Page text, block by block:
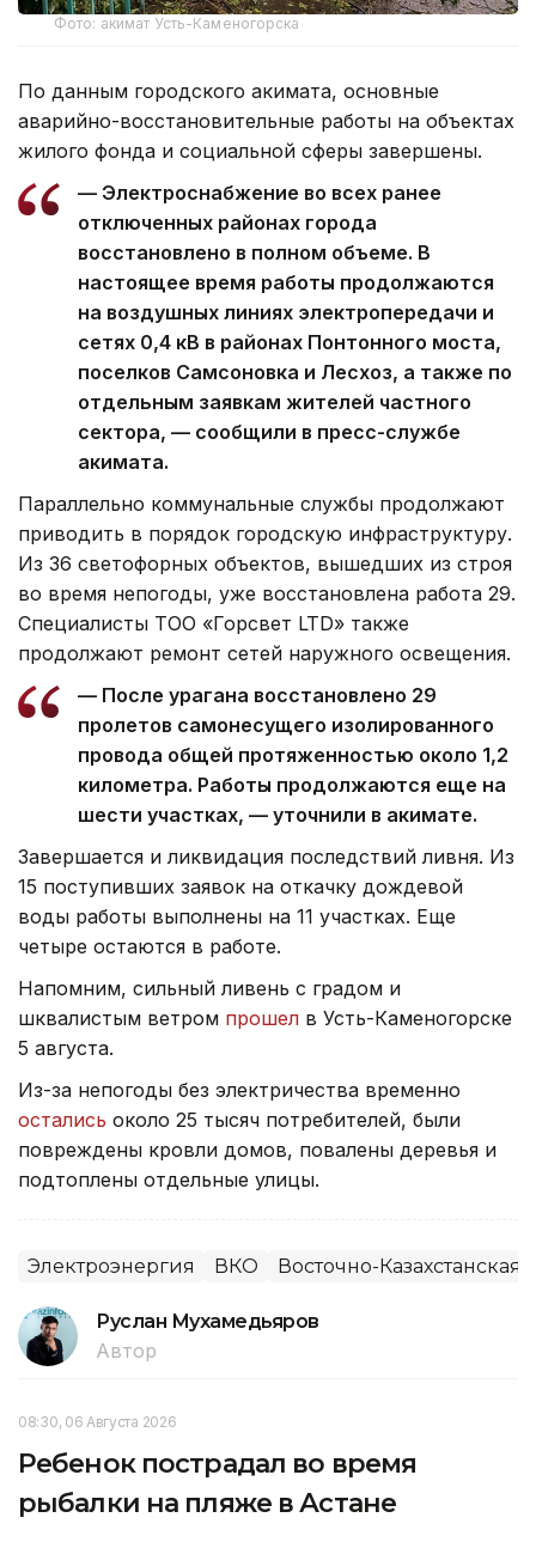
Фото: акимат Усть-Каменогорска
По данным городского акимата, основные
аварийно-восстановительные работы на объектах
жилого фонда и социальной сферы завершены.
— Электроснабжение во всех ранее
отключенных районах города
восстановлено в полном объеме. В
настоящее время работы продолжаются
на воздушных линиях электропередачи и
сетях 0,4 кВ в районах Понтонного моста,
поселков Самсоновка и Лесхоз, а также по
отдельным заявкам жителей частного
сектора, — сообщили в пресс-службе
акимата.
Параллельно коммунальные службы продолжают
приводить в порядок городскую инфраструктуру.
Из 36 светофорных объектов, вышедших из строя
во время непогоды, уже восстановлена работа 29.
Специалисты ТОО «Горсвет LTD» также
продолжают ремонт сетей наружного освещения.
— После урагана восстановлено 29
пролетов самонесущего изолированного
провода общей протяженностью около 1,2
километра. Работы продолжаются еще на
шести участках, — уточнили в акимате.
Завершается и ликвидация последствий ливня. Из
15 поступивших заявок на откачку дождевой
воды работы выполнены на 11 участках. Еще
четыре остаются в работе.
Напомним, сильный ливень с градом и
шквалистым ветром прошел в Усть-Каменогорске
5 августа.
Из-за непогоды без электричества временно
остались около 25 тысяч потребителей, были
повреждены кровли домов, повалены деревья и
подтоплены отдельные улицы.
Электроэнергия ВКО Восточно-Казахстанская
Руслан Мухамедьяров
Автор
08:30, 06 Августа 2026
Ребенок пострадал во время
рыбалки на пляже в Астане